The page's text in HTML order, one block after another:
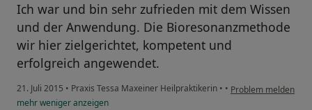
Ich war und bin sehr zufrieden mit dem Wissen
und der Anwendung. Die Bioresonanzmethode
wir hier zielgerichtet, kompetent und
erfolgreich angewendet.
21. Juli 2015 • Praxis Tessa Maxeiner Heilpraktikerin • • Problem melden
mehrwenigeranzeigen